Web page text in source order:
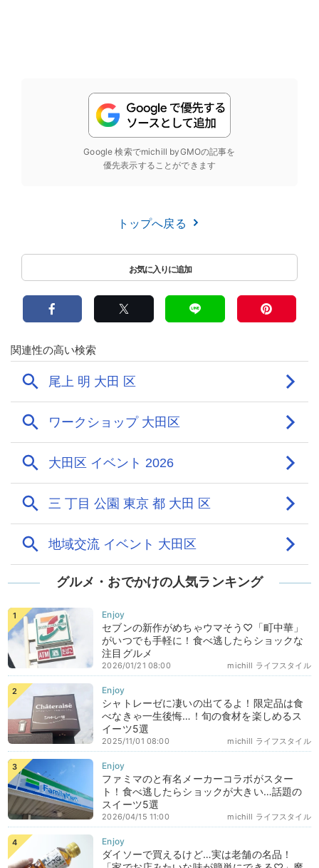
Google 検索でmichill byGMOの記事を
優先表示することができます
トップへ戻る
グルメ・おでかけの人気ランキング
セブンの新作がめちゃウマそう♡「町中華」
がいつでも手軽に！食べ逃したらショックな
注目グルメ
michill ライフスタイル
2026/01/21 08:00
シャトレーゼに凄いの出てるよ！限定品は食
べなきゃ一生後悔…！旬の食材を楽しめるス
イーツ5選
michill ライフスタイル
2025/11/01 08:00
ファミマのと有名メーカーコラボがスター
ト！食べ逃したらショックが大きい…話題の
スイーツ5選
michill ライフスタイル
2026/04/15 11:00
ダイソーで買えるけど…実は老舗の名品！